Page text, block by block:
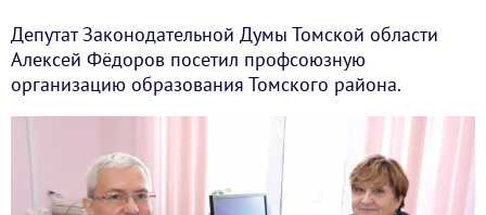
Депутат Законодательной Думы Томской области
Алексей Фёдоров посетил профсоюзную
организацию образования Томского района.